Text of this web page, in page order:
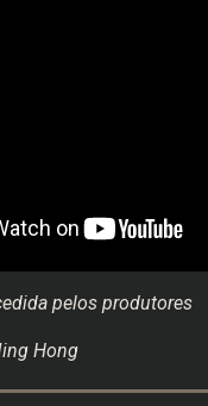
pelos produtores
Hong